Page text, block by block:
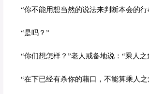
“你不能用想当然的说法来判断本会的
“是吗？”
“你们想怎样？”老人戒备地说：“乘人之
“在下已经有杀你的藉口，不能算乘人之